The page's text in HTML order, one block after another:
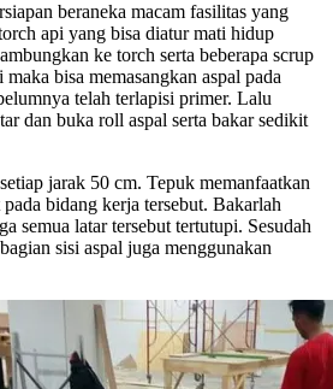
beraneka macam fasilitas yang
api yang bisa diatur mati hidup
ke torch serta beberapa scrup
bisa memasangkan aspal pada
telah terlapisi primer. Lalu
dan buka roll aspal serta bakar sedikit
jarak 50 cm. Tepuk memanfaatkan
bidang kerja tersebut. Bakarlah
semua latar tersebut tertutupi. Sesudah
sisi aspal juga menggunakan